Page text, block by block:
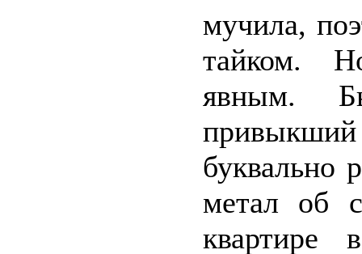
мучила,
тайком.
явным.
буквально
метал об
квартире